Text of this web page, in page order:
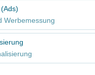
ermöglichen es uns, zu
Diese Daten
kontinuierlich zu
Werbemessung
ermöglichen es uns,
unserer
bg
110 bg